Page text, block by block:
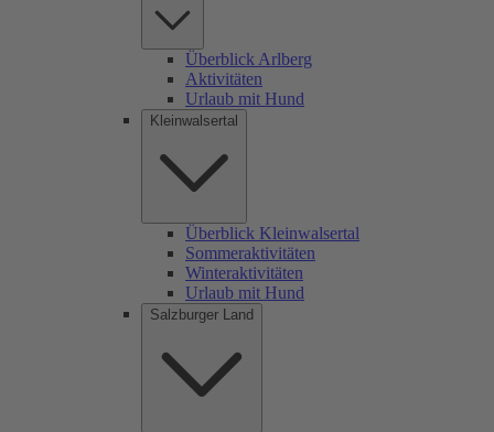
Überblick Arlberg
Aktivitäten
Urlaub mit Hund
Kleinwalsertal
Überblick Kleinwalsertal
Sommeraktivitäten
Winteraktivitäten
Urlaub mit Hund
Salzburger Land